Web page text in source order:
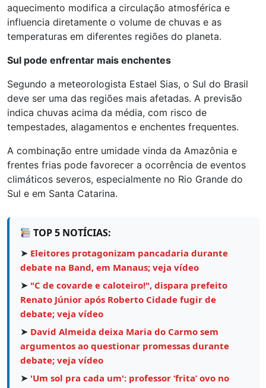
aquecimento modifica a circulação atmosférica e
influencia diretamente o volume de chuvas e as
temperaturas em diferentes regiões do planeta.
Sul pode enfrentar mais enchentes
Segundo a meteorologista Estael Sias, o Sul do Brasil
deve ser uma das regiões mais afetadas. A previsão
indica chuvas acima da média, com risco de
tempestades, alagamentos e enchentes frequentes.
A combinação entre umidade vinda da Amazônia e
frentes frias pode favorecer a ocorrência de eventos
climáticos severos, especialmente no Rio Grande do
Sul e em Santa Catarina.
TOP 5 NOTÍCIAS:
➤ Eleitores protagonizam pancadaria durante
debate na Band, em Manaus; veja vídeo
➤ "C de covarde e caloteiro!", dispara prefeito
Renato Júnior após Roberto Cidade fugir de
debate; veja vídeo
➤ David Almeida deixa Maria do Carmo sem
argumentos ao questionar promessas durante
debate; veja vídeo
➤ 'Um sol pra cada um': professor ‘frita’ ovo no